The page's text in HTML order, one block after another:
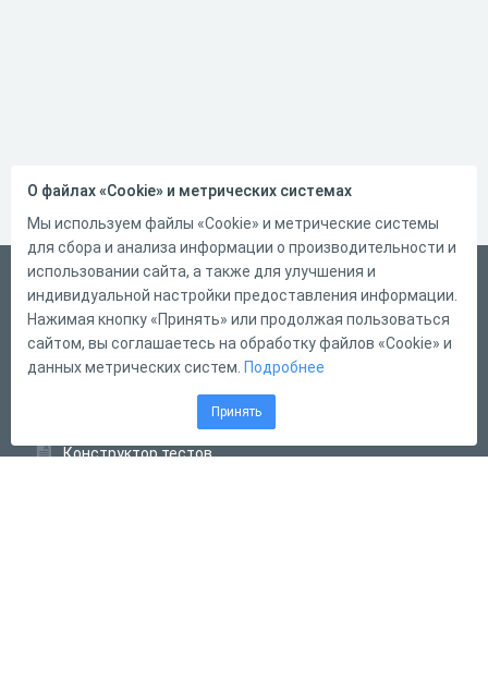
Русский
Справка
Форма обратной связи
Конструктор тестов
О файлах «Cookie» и метрических системах
Мы используем файлы «Cookie» и метрические системы
для сбора и анализа информации о производительности и
использовании сайта, а также для улучшения и
индивидуальной настройки предоставления информации.
Нажимая кнопку «Принять» или продолжая пользоваться
сайтом, вы соглашаетесь на обработку файлов «Cookie» и
данных метрических систем. Подробнее
Принять